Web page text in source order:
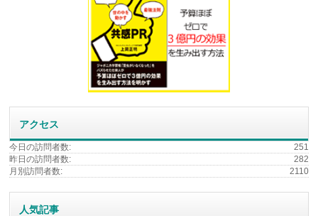
アクセス
251
今日の訪問者数:
282
昨日の訪問者数:
2110
月別訪問者数:
人気記事